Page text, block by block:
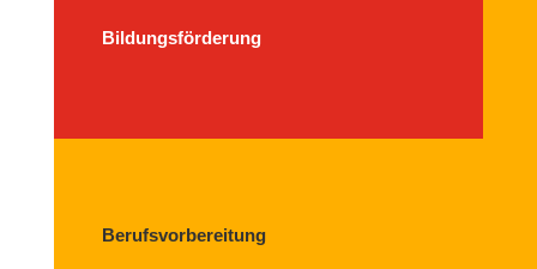
Bildungsförderung
Berufsvorbereitung